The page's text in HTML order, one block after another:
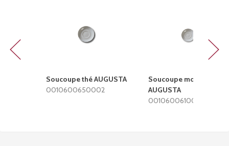
Soucoupe thé AUGUSTA
0010600650002
Soucoupe moka-café
AUGUSTA
0010600610002